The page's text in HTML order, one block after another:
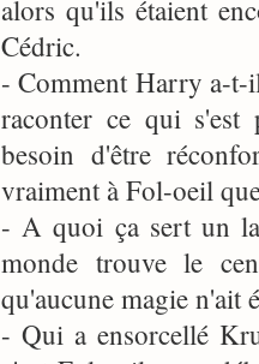
alors qu'ils étaient
Cédric.
- Comment Harry a-t-
raconter ce qui s'est
besoin d'être
vraiment à Fol-oeil
- A quoi ça sert un
monde trouve le
qu'aucune magie n'ait
- Qui a ensorcellé